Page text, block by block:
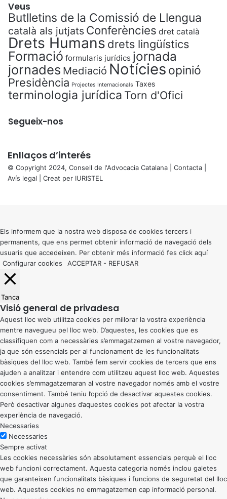
Veus
Butlletins de la Comissió de Llengua
català als jutjats Conferències dret català
Drets Humans drets lingüístics
Formació formularis jurídics jornada
jornades Mediació Notícies opinió
Presidència Projectes Internacionals Taxes
terminologia jurídica Torn d'Ofici
Segueix-nos
Enllaços d’interés
© Copyright 2024, Consell de l'Advocacia Catalana | Contacta
Avís legal | Creat per IURISTEL
button
Els informem que la nostra web disposa de cookies tercers i
permanents, que ens permet obtenir informació de navegació dels
usuaris que accedeixen. Per obtenir més informació fes click aquí
Configurar cookies
ACCEPTAR - REFUSAR
Tanca
Visió general de privadesa
Aquest lloc web utilitza cookies per millorar la vostra experiència
mentre navegueu pel lloc web. D’aquestes, les cookies que es
classifiquen com a necessàries s’emmagatzemen al vostre navegador,
ja que són essencials per al funcionament de les funcionalitats
bàsiques del lloc web. També fem servir cookies de tercers que ens
ajuden a analitzar i entendre com utilitzeu aquest lloc web. Aquestes
cookies s’emmagatzemaran al vostre navegador només amb el vostre
consentiment. També teniu l’opció de desactivar aquestes cookies.
Però desactivar algunes d’aquestes cookies pot afectar la vostra
experiència de navegació.
Necessaries
Necessaries
Sempre activat
Les cookies necessàries són absolutament essencials perquè el lloc
web funcioni correctament. Aquesta categoria només inclou galetes
que garanteixen funcionalitats bàsiques i funcions de seguretat del lloc
web. Aquestes cookies no emmagatzemen cap informació personal.